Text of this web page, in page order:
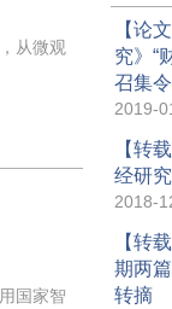
从微观
国家智
【论
究》“
召集令
2019-
【转
经研
2018-
【转
期两
转摘